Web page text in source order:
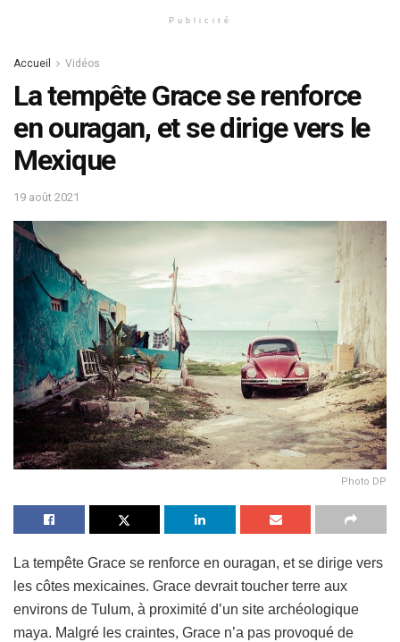
Publicité
Accueil Vidéos
La tempête Grace se renforce
en ouragan, et se dirige vers le
Mexique
19 août 2021
Photo DP
La tempête Grace se renforce en ouragan, et se dirige vers
les côtes mexicaines. Grace devrait toucher terre aux
environs de Tulum, à proximité d’un site archéologique
maya. Malgré les craintes, Grace n’a pas provoqué de